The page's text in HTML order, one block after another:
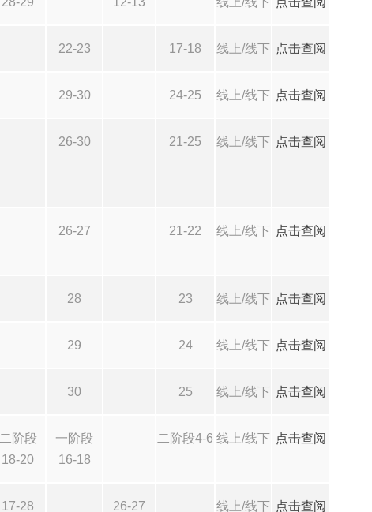
22-23 17-18 线上/线下 点击查阅
29-30 24-25 线上/线下 点击查阅
26-30 21-25 线上/线下 点击查阅
26-27 21-22 线上/线下 点击查阅
28 23 线上/线下 点击查阅
29 24 线上/线下 点击查阅
30 25 线上/线下 点击查阅
二阶段
18-20
一阶段
16-18
二阶段4-6 线上/线下 点击查阅
17-28 26-27 线上/线下 点击查阅